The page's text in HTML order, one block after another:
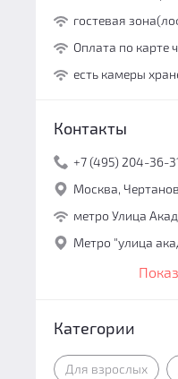
гостевая
Оплата по карте
есть камеры
Контакты
+7 (495) 204-36-
Москва,
метро Улица
Метро "улица
Категории
Для взрослых